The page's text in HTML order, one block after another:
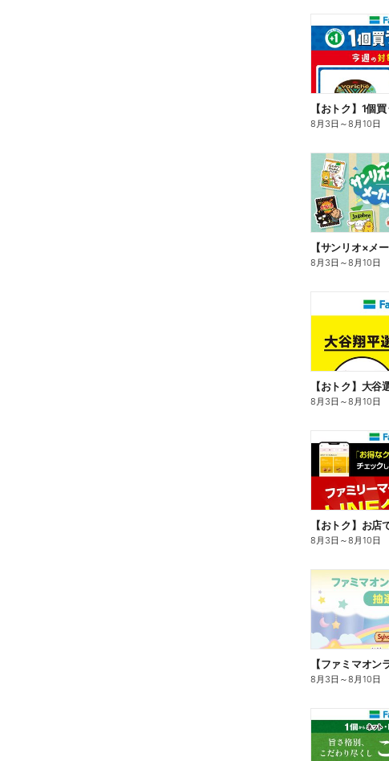
8月3日 ～8月10日
8月3日 ～8月10日
8月3日 ～8月10日
8月3日 ～8月10日
8月3日 ～8月10日